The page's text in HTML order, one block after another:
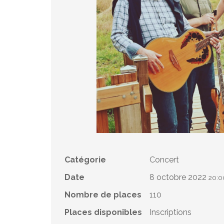
Catégorie
Concert
Date
8 octobre 2022
Nombre de places
110
Places disponibles
Inscriptions